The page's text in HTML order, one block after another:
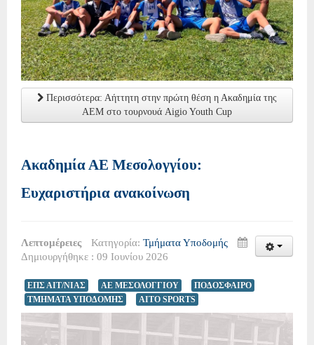
Περισσότερα: Αήττητη στην πρώτη θέση η Ακαδημία της
ΑΕΜ στο τουρνουά Aigio Youth Cup
Ακαδημία ΑΕ Μεσολογγίου:
Ευχαριστήρια ανακοίνωση
Λεπτομέρειες Κατηγορία: Τμήματα Υποδομής
Δημιουργήθηκε : 09 Ιουνίου 2026
ΕΠΣ ΑΙΤ/ΝΙΑΣ ΑΕ ΜΕΣΟΛΟΓΓΙΟΥ
ΠΟΔΟΣΦΑΙΡΟ
ΤΜΗΜΑΤΑ ΥΠΟΔΟΜΗΣ
AITO SPORTS